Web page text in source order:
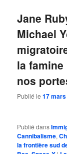
Jane
Michael
la
nos
Publié le17
Publié dans
Cannibalisme,
la frontière sud